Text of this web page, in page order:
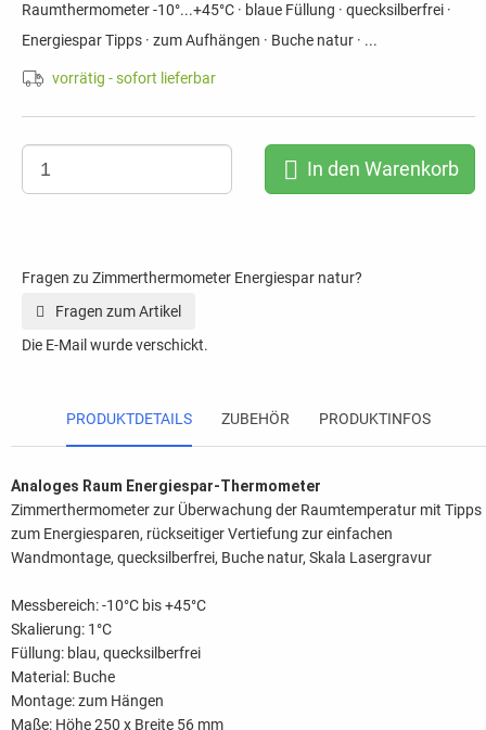
Raumthermometer -10°...+45°C · blaue Füllung · quecksilberfrei ·
Energiespar Tipps · zum Aufhängen · Buche natur · ...
vorrätig - sofort lieferbar
In den Warenkorb
Fragen zu Zimmerthermometer Energiespar natur?
Fragen zum Artikel
Die E-Mail wurde verschickt.
PRODUKTDETAILS ZUBEHÖR PRODUKTINFOS
Analoges Raum Energiespar-Thermometer
Zimmerthermometer zur Überwachung der Raumtemperatur mit Tipps
zum Energiesparen, rückseitiger Vertiefung zur einfachen
Wandmontage, quecksilberfrei, Buche natur, Skala Lasergravur
Messbereich: -10°C bis +45°C
Skalierung: 1°C
Füllung: blau, quecksilberfrei
Material: Buche
Montage: zum Hängen
Maße: Höhe 250 x Breite 56 mm